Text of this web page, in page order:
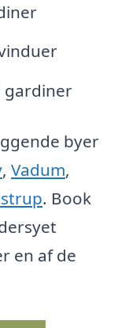
gardiner
byer
, Vadum,
. Book
en af de